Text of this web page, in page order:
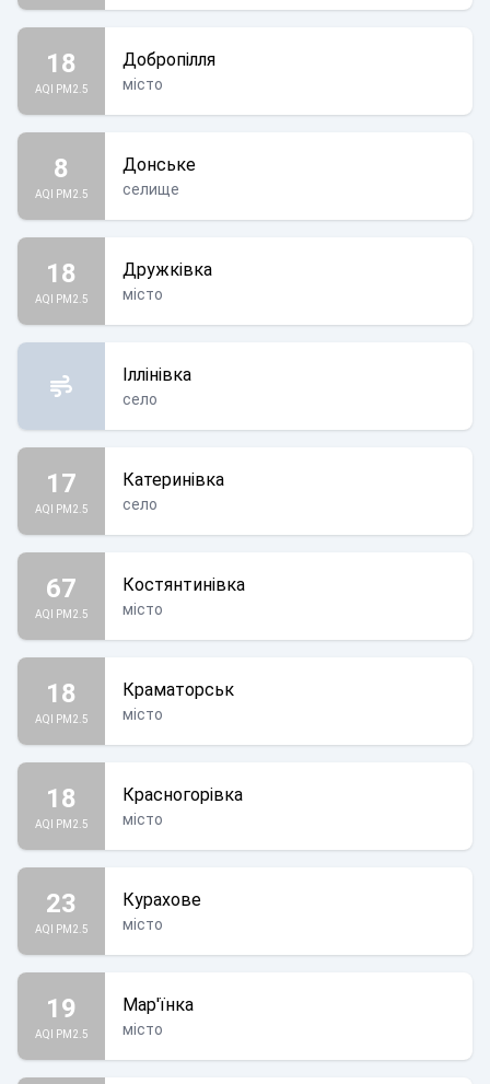
18
AQI PM2.5
Добропілля
місто
8
AQI PM2.5
Донське
селище
18
AQI PM2.5
Дружківка
місто
Іллінівка
село
17
AQI PM2.5
Катеринівка
село
67
AQI PM2.5
Костянтинівка
місто
18
AQI PM2.5
Краматорськ
місто
18
AQI PM2.5
Красногорівка
місто
23
AQI PM2.5
Курахове
місто
19
AQI PM2.5
Мар'їнка
місто